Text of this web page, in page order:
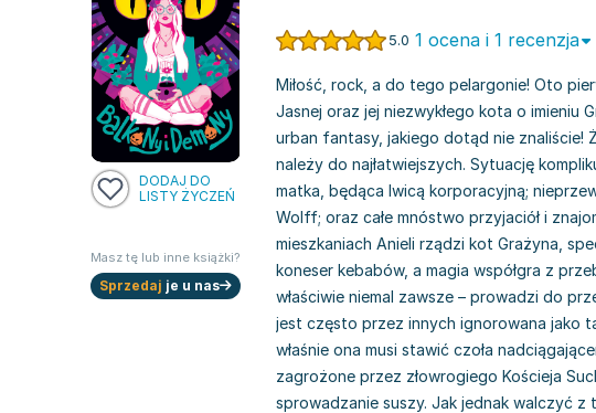
DODAJ DO
LISTY ŻYCZEŃ
Masz tę lub inne książki?
Sprzedaj je u nas
5.0 1 ocena i 1 recenzja
Miłość, rock, a do tego pelargonie! Oto
Jasnej oraz jej niezwykłego kota o imieniu
urban fantasy, jakiego dotąd nie znaliście!
należy do najłatwiejszych. Sytuację
matka, będąca lwicą korporacyjną;
Wolff; oraz całe mnóstwo przyjaciół i
mieszkaniach Anieli rządzi kot Grażyna,
koneser kebabów, a magia współgra z
właściwie niemal zawsze – prowadzi do
jest często przez innych ignorowana jako
właśnie ona musi stawić czoła
zagrożone przez złowrogiego Kościeja
sprowadzanie suszy. Jak jednak walczyć